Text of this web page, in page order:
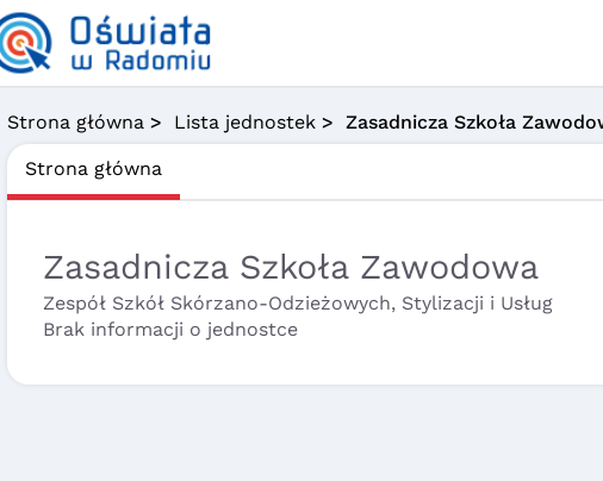
Strona główna > Lista jednostek > Zasadnicza Szkoła
Strona główna
Zasadnicza Szkoła Zawodowa
Zespół Szkół Skórzano-Odzieżowych, Stylizacji i Usług
Brak informacji o jednostce